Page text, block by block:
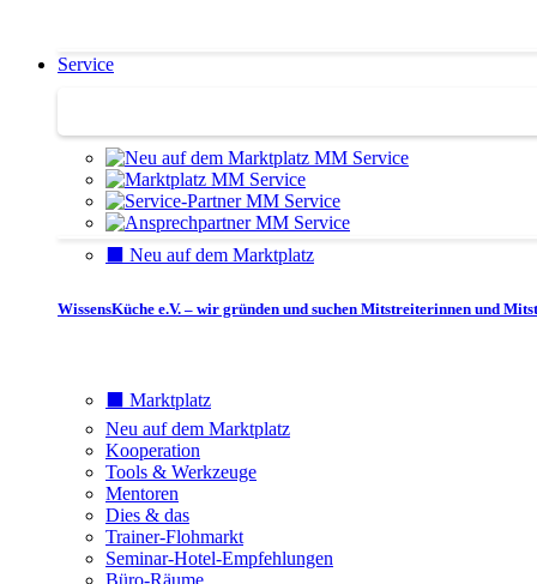
Service
⬛️ Neu auf dem Marktplatz
WissensKüche e.V. – wir gründen und suchen Mitstreiterinnen und
⬛️ Marktplatz
Neu auf dem Marktplatz
Kooperation
Tools & Werkzeuge
Mentoren
Dies & das
Trainer-Flohmarkt
Seminar-Hotel-Empfehlungen
Büro-Räume